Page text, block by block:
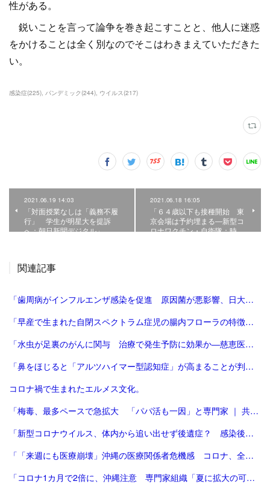
性がある。
鋭いことを言って論争を巻き起こすことと、他人に迷惑
をかけることは全く別なのでそこはわきまえていただきた
い。
感染症(225) パンデミック(244) ウイルス(217)
2021.06.19 14:03
「対面授業なしは「義務不履
行」 学生が明星大を提訴
へ：朝日新聞デジタル」
2021.06.18 16:05
「６４歳以下も接種開始 東
京会場は予約埋まる―新型コ
ロナワクチン・自衛隊：時…
関連記事
「歯周病がインフルエンザ感染を促進 原因菌が悪影響、日大チーム確認：朝日新聞」
「早産で生まれた自閉スペクトラム症児の腸内フローラの特徴解明、世界初－関西医科大 - Medical meets Technology | Sysmex」
「水虫が足裏のがんに関与 治療で発生予防に効果か―慈恵医大：時事ドットコム」
「鼻をほじると「アルツハイマー型認知症」が高まることが判明…ウイルスが“脳に入り込む”メカニズムの「意外な盲点」（中尾 篤典,毛内 拡） | 現代ビジネス | 講談社（1/3）」
コロナ禍で生まれたエルメス文化。
「梅毒、最多ペースで急拡大 「パパ活も一因」と専門家 ｜ 共同通信」
「新型コロナウイルス、体内から追い出せず後遺症？ 感染後に潜伏するヘルペスと類似 大阪大教授が指摘｜信濃毎日新聞デジタル 信州・長野県のニュースサイト」
「「来週にも医療崩壊」沖縄の医療関係者危機感 コロナ、全国で拡大 | 毎日新聞」
「コロナ1カ月で2倍に、沖縄注意 専門家組織「夏に拡大の可能性」 [新型コロナウイルス]：朝日新聞デジタル」